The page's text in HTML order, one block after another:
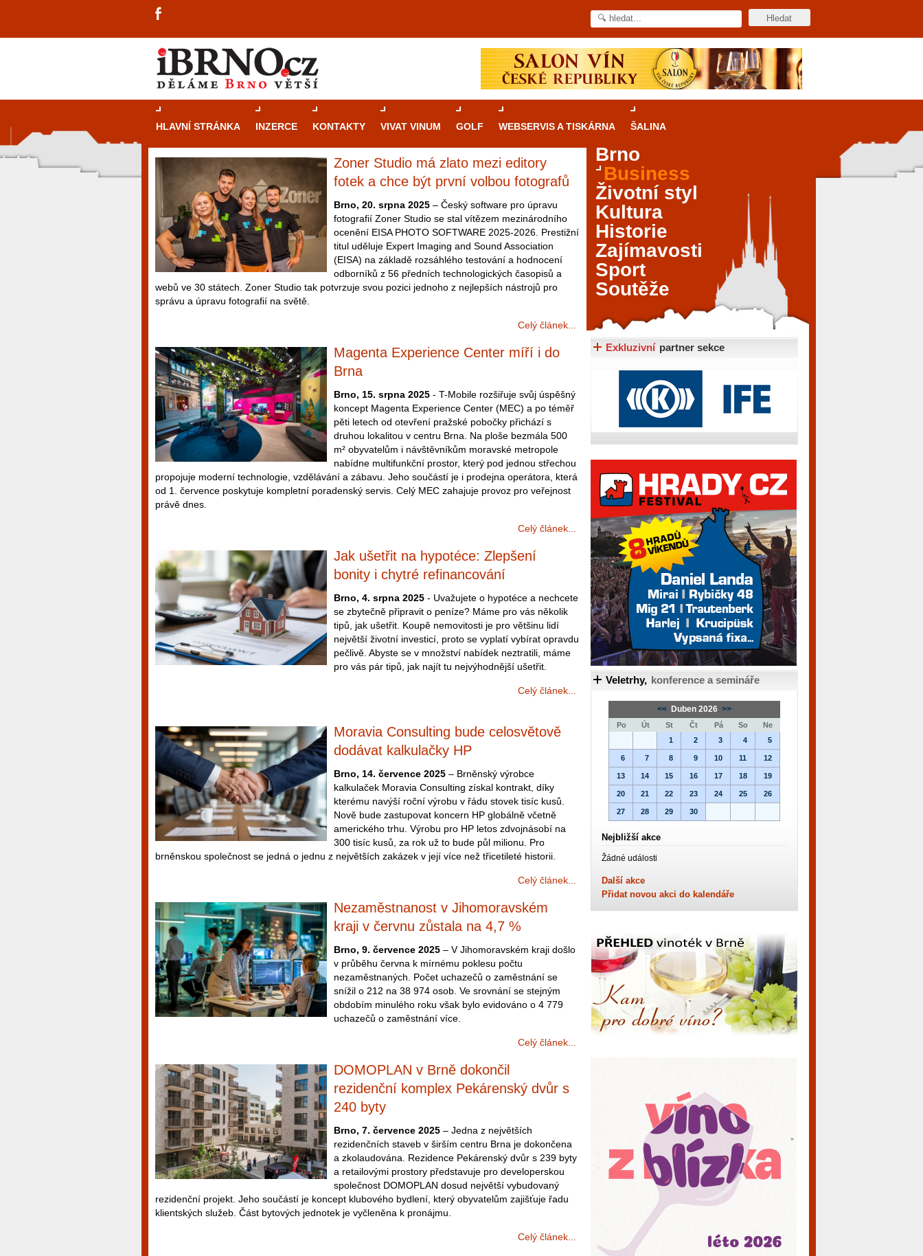
HLAVNÍ STRÁNKA INZERCE KONTAKTY VIVAT VINUM GOLF WEBSERVIS A TISKÁRNA ŠALINA
Zoner Studio má zlato mezi editory
fotek a chce být první volbou fotografů
Brno, 20. srpna 2025 – Český software pro úpravu
fotografií Zoner Studio se stal vítězem mezinárodního
ocenění EISA PHOTO SOFTWARE 2025-2026. Prestižní
titul uděluje Expert Imaging and Sound Association
(EISA) na základě rozsáhlého testování a hodnocení
odborníků z 56 předních technologických časopisů a
webů ve 30 státech. Zoner Studio tak potvrzuje svou pozici jednoho z nejlepších nástrojů pro
správu a úpravu fotografií na světě.
Celý článek...
Magenta Experience Center míří i do
Brna
Brno, 15. srpna 2025 - T-Mobile rozšiřuje svůj úspěšný
koncept Magenta Experience Center (MEC) a po téměř
pěti letech od otevření pražské pobočky přichází s
druhou lokalitou v centru Brna. Na ploše bezmála 500
m² obyvatelům i návštěvníkům moravské metropole
nabídne multifunkční prostor, který pod jednou střechou
propojuje moderní technologie, vzdělávání a zábavu. Jeho součástí je i prodejna operátora, která
od 1. července poskytuje kompletní poradenský servis. Celý MEC zahajuje provoz pro veřejnost
právě dnes.
Celý článek...
Jak ušetřit na hypotéce: Zlepšení
bonity i chytré refinancování
Brno, 4. srpna 2025 - Uvažujete o hypotéce a nechcete
se zbytečně připravit o peníze? Máme pro vás několik
tipů, jak ušetřit. Koupě nemovitosti je pro většinu lidí
největší životní investicí, proto se vyplatí vybírat opravdu
pečlivě. Abyste se v množství nabídek neztratili, máme
pro vás pár tipů, jak najít tu nejvýhodnější ušetřit.
Celý článek...
Moravia Consulting bude celosvětově
dodávat kalkulačky HP
Brno, 14. července 2025 – Brněnský výrobce
kalkulaček Moravia Consulting získal kontrakt, díky
kterému navýší roční výrobu v řádu stovek tisíc kusů.
Nově bude zastupovat koncern HP globálně včetně
amerického trhu. Výrobu pro HP letos zdvojnásobí na
300 tisíc kusů, za rok už to bude půl milionu. Pro
brněnskou společnost se jedná o jednu z největších zakázek v její více než třicetileté historii.
Celý článek...
Nezaměstnanost v Jihomoravském
kraji v červnu zůstala na 4,7 %
Brno, 9. července 2025 – V Jihomoravském kraji došlo
v průběhu června k mírnému poklesu počtu
nezaměstnaných. Počet uchazečů o zaměstnání se
snížil o 212 na 38 974 osob. Ve srovnání se stejným
obdobím minulého roku však bylo evidováno o 4 779
uchazečů o zaměstnání více.
Celý článek...
DOMOPLAN v Brně dokončil
rezidenční komplex Pekárenský dvůr s
240 byty
Brno, 7. července 2025 – Jedna z největších
rezidenčních staveb v širším centru Brna je dokončena
a zkolaudována. Rezidence Pekárenský dvůr s 239 byty
a retailovými prostory představuje pro developerskou
společnost DOMOPLAN dosud největší vybudovaný
rezidenční projekt. Jeho součástí je koncept klubového bydlení, který obyvatelům zajišťuje řadu
klientských služeb. Část bytových jednotek je vyčleněna k pronájmu.
Celý článek...
Průvodce
kasinovými hrami v Brně: Od
rulety po video automaty
Brno je městem známým pro zajímavé památky, skvělé
restaurace, divadla a univerzity. Mimo jiné je ale také
místem, kde si můžete legálně a bezpečně vyzkoušet
různé kasinové hry. V neustále kvetoucí moravské
metropoli naleznete širokou nabídku her od klasické
rulety až po moderní automaty jak pro pravidelné
návštěvníky, tak pro příležitostné hráče. V...
Celý článek...
Brno
Business
Životní styl
Kultura
Historie
Zajímavosti
Sport
Soutěže
Exkluzivní partner sekce
Veletrhy, konference a semináře
<< Duben 2026 >>
Po Út St Čt Pá So
Ne
1
2 3 4 5
6 7 8 9 10 11 12
13 14 15 16 17 18 19
20 21 22 23 24 25 26
27 28 29 30
Nejbližší akce
Žádné události
Další akce
Přidat novou akci do kalendáře